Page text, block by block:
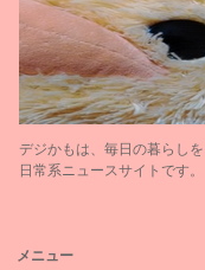
デジかもは、毎日の暮らし
日常系ニュースサイトです。
メニュー